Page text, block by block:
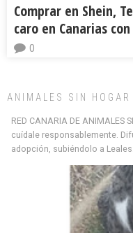
Comprar en Shein,
caro en Canarias
0
ANIMALES SIN HOGAR
RED CANARIA DE ANIMALES
cuídale responsablemente.
adopción, subiéndolo a